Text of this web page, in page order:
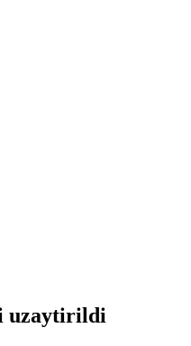
uzaytirildi